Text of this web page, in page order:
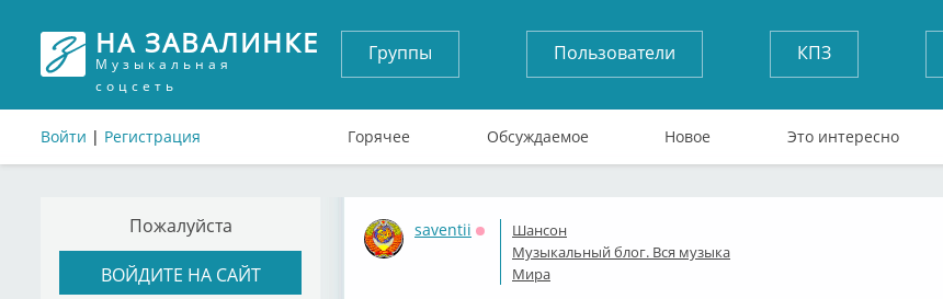
НА ЗАВАЛИНКЕ
Музыкальная
соцсеть
Войти | Регистрация
Группы Пользователи КПЗ
Горячее Обсуждаемое Новое Это интересно
Пожалуйста
ВОЙДИТЕ НА САЙТ
saventii
Оффлайн
Шансон
Музыкальный блог. Вся музыка
Мира